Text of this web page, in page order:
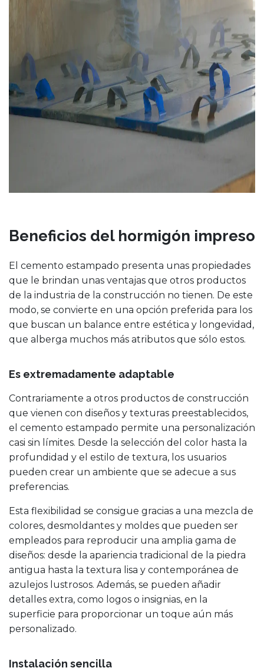
Beneficios del hormigón impreso
El cemento estampado presenta unas propiedades
que le brindan unas ventajas que otros productos
de la industria de la construcción no tienen. De este
modo, se convierte en una opción preferida para los
que buscan un balance entre estética y longevidad,
que alberga muchos más atributos que sólo estos.
Es extremadamente adaptable
Contrariamente a otros productos de construcción
que vienen con diseños y texturas preestablecidos,
el cemento estampado permite una personalización
casi sin límites. Desde la selección del color hasta la
profundidad y el estilo de textura, los usuarios
pueden crear un ambiente que se adecue a sus
preferencias.
Esta flexibilidad se consigue gracias a una mezcla de
colores, desmoldantes y moldes que pueden ser
empleados para reproducir una amplia gama de
diseños: desde la apariencia tradicional de la piedra
antigua hasta la textura lisa y contemporánea de
azulejos lustrosos. Además, se pueden añadir
detalles extra, como logos o insignias, en la
superficie para proporcionar un toque aún más
personalizado.
Instalación sencilla